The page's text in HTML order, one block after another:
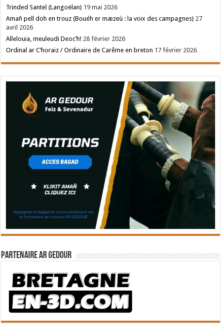
Trinded Santel (Langoëlan) 19 mai 2026
Amañ pell doh en trouz (Bouéh er mæzeù : la voix des campagnes) 27
avril 2026
Allelouia, meuleudi Deoc’h! 28 février 2026
Ordinal ar C’horaiz / Ordinaire de Carême en breton 17 février 2026
Partenaire Ar Gedour